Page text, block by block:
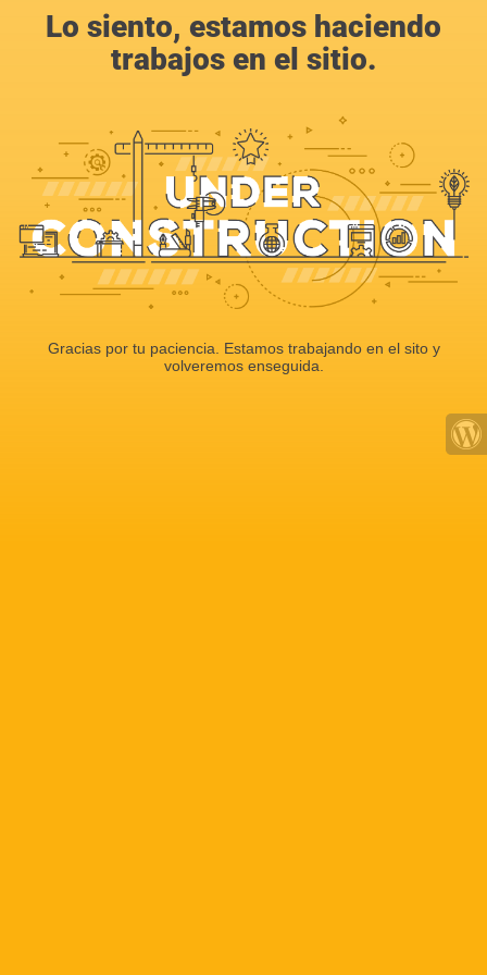
Lo siento, estamos haciendo
trabajos en el sitio.
Gracias por tu paciencia. Estamos trabajando en el sito y
volveremos enseguida.